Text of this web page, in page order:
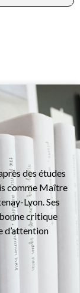
des études
comme Maître
Lyon. Ses
critique
d’attention